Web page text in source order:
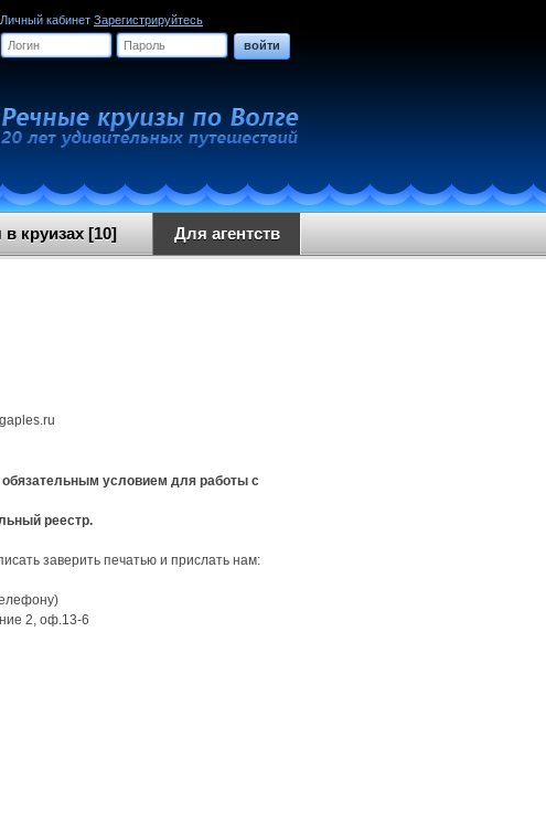
Личный кабинет Зарегистрируйтесь
войти
круизах [10] Для агентств
обязательным условием для работы с
реестр.
заверить печатью и прислать нам:
2, оф.13-6